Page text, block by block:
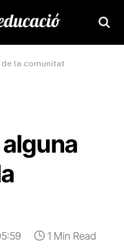
la comunitat
1 Min Read